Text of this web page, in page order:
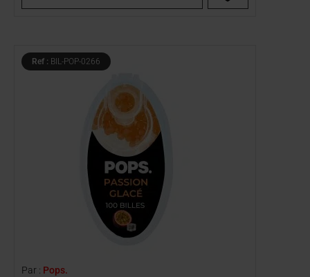
Ref : BIL-POP-0266
Par : Pops.